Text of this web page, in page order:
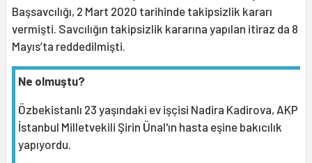
Başsavcılığı, 2 Mart 2020 tarihinde takipsizlik kararı
vermişti. Savcılığın takipsizlik kararına yapılan itiraz da 8
Mayıs’ta reddedilmişti.
Ne olmuştu?
Özbekistanlı 23 yaşındaki ev işçisi Nadira Kadirova, AKP
İstanbul Milletvekili Şirin Ünal'ın hasta eşine bakıcılık
yapıyordu.